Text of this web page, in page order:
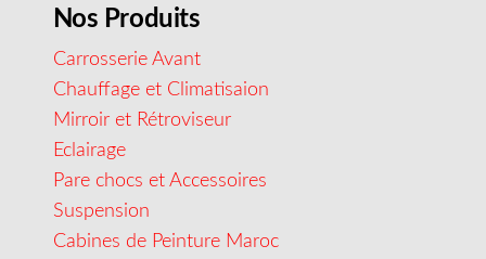
Nos Produits
Carrosserie Avant
Chauffage et Climatisaion
Mirroir et Rétroviseur
Eclairage
Pare chocs et Accessoires
Suspension
Cabines de Peinture Maroc